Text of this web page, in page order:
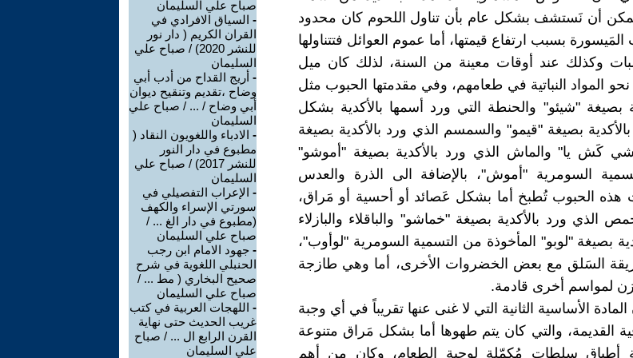
يمكن أن نَستشف بشكل عام بأن تناول اللحوم كان محدود
بسبب ارتفاع قيمتها، أما عموم العوائل فتتناولها
وكذلك عند أوقات معينة من السنة، لذلك كان ميل
المواد النباتية في طعامهم، وفي مقدمتها الحبوب مثل
بصيغة "شيئو" والحنطة التي ورد أسمها بالأكدية بشكل
بصيغة "قيمو" والسمسم الذي ورد بالأكدية بصيغة
كَش يا" والماش الذي ورد بالأكدية بصيغة "أموشو"
السومرية "أموش"، بالإضافة الى الذرة والعدس
هذه الحبوب تُطبخ أما بشكل عَصائد أو أحسية أو مَراق،
الذي ورد بالأكدية بصيغة "خماشو" والباقلاء والبازلاء
بصيغة "لوبو" المأخوذة من التسمية السومرية "لوأوب"،
السَلق مع بعض الخضروات الأخرى، أما وهي طازجة
لمواسم أخرى قادمة.
الأساسية الثانية التي لا غنى عنها تقريباً في أي وجبة
القديمة، والتي كان يتم طهوها أما بشكل مَراق متنوعة
أطباق سلطات مُكمّلة لوجبة الطعام، وكان من أهم
صباح علي السليمان
- السياق الافرادي في
القران الكريم ( دار نور
للنشر 2020) / صباح علي
السليمان
- أريج القداح من أدب أبي
وضاح ،تقديم وتنقيح ديوان
أبي وضاح / ... / صباح علي
السليمان
- الادباء واللغويون النقاد (
مطبوع في دار النور
للنشر 2017) / صباح علي
السليمان
- الإعراب التفصيلي في
سورتي الإسراء والكهف
(مطبوع في دار الغ ... /
صباح علي السليمان
- جهود الامام ابن رجب
الحنبلي اللغوية في شرح
صحيح البخاري ( مط ... /
صباح علي السليمان
- اللهجات العربية في كتب
غريب الحديث حتى نهاية
القرن الرابع ال ... / صباح
علي السليمان